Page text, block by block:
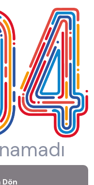
Dön